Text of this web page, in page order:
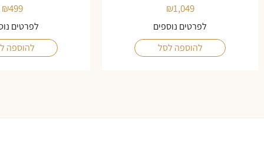
₪1,049
לפרטים נוספים
להוספה לסל
₪499
לפרטים
להוספה